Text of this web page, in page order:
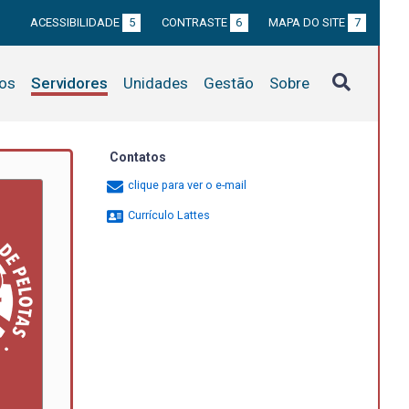
ACESSIBILIDADE 5 CONTRASTE 6 MAPA DO SITE 7
Servidores Unidades Gestão Sobre
Contatos
clique para ver o e-mail
Currículo Lattes